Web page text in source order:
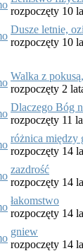
rozpoczęty 10
Dusze letnie,
rozpoczęty 10
Walka z
rozpoczęty 2
Dlaczego Bóg
rozpoczęty 11
różnica między
rozpoczęty 14
zazdrość
rozpoczęty 14
łakomstwo
rozpoczęty 14
gniew
rozpoczęty 14